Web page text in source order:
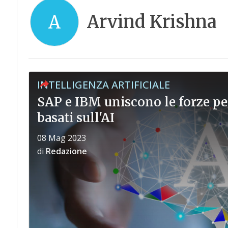
A Arvind Krishna
INTELLIGENZA ARTIFICIALE
SAP e IBM uniscono le forze
basati sull'AI
08 Mag 2023
di Redazione